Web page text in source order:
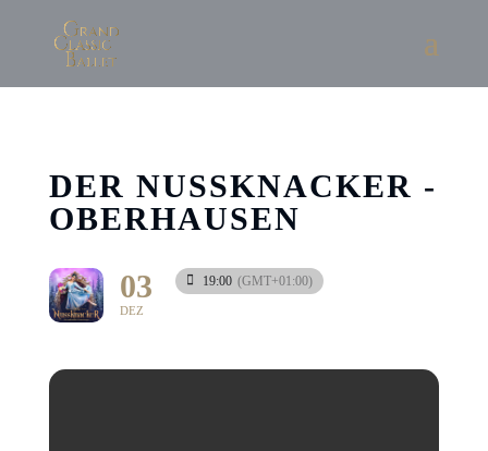
DER NUSSKNACKER -
OBERHAUSEN
03
DEZ
19:00 (GMT+01:00)